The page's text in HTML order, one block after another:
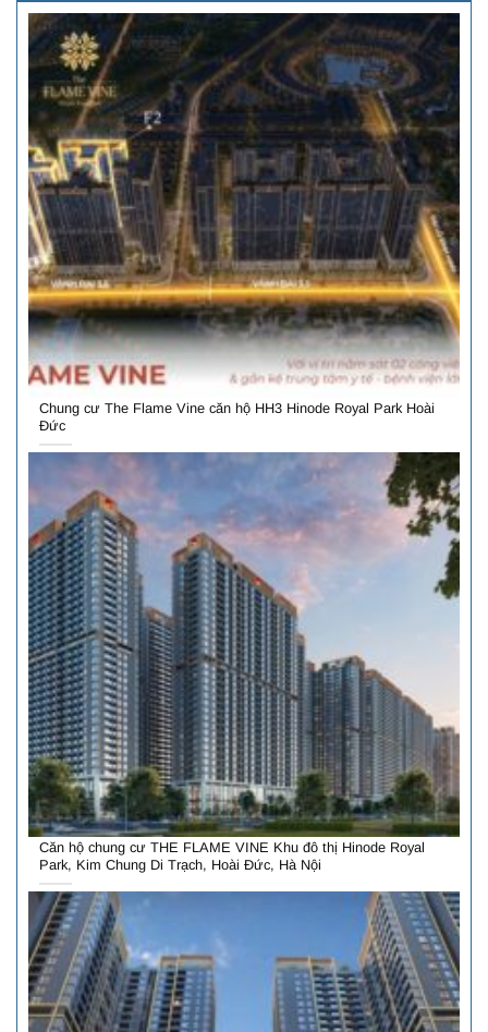
Chung cư The Flame Vine căn hộ HH3 Hinode Royal Park Hoài
Đức
Căn hộ chung cư THE FLAME VINE Khu đô thị Hinode Royal
Park, Kim Chung Di Trạch, Hoài Đức, Hà Nội